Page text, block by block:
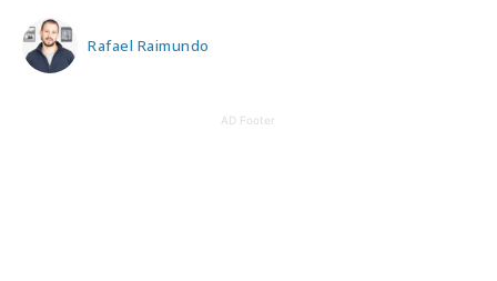
Rafael Raimundo
AD Footer